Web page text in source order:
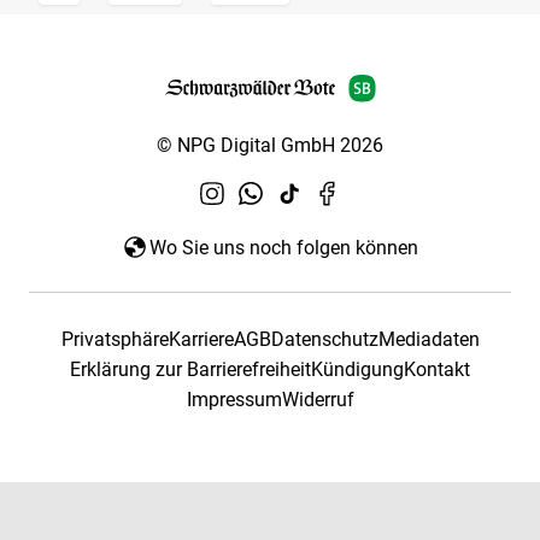
© NPG Digital GmbH 2026
Wo Sie uns noch folgen können
PrivatsphäreKarriereAGBDatenschutzMediadaten
Erklärung zur BarrierefreiheitKündigungKontakt
ImpressumWiderruf